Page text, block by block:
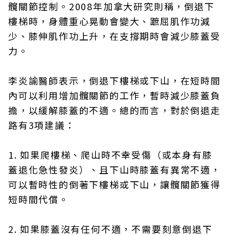
髖關節控制。2008年加拿大研究則稱，倒退下
樓梯時，身體重心晃動會變大、蹠屈肌作功減
少、膝伸肌作功上升，在支撐期時會減少膝蓋受
力。
李炎諭醫師表示，倒退下樓梯或下山，在短時間
內可以利用增加髖關節的工作，暫時減少膝蓋負
擔，以緩解膝蓋的不適。總的而言，對於倒退走
路有3項建議：
1. 如果爬樓梯、爬山時不幸受傷（或本身有膝
蓋退化急性發炎）、且下山時膝蓋有異常不適，
可以暫時性的倒著下樓梯或下山，讓髖關節獲得
短時間代償。
2. 如果膝蓋沒有任何不適，不需要刻意倒退下